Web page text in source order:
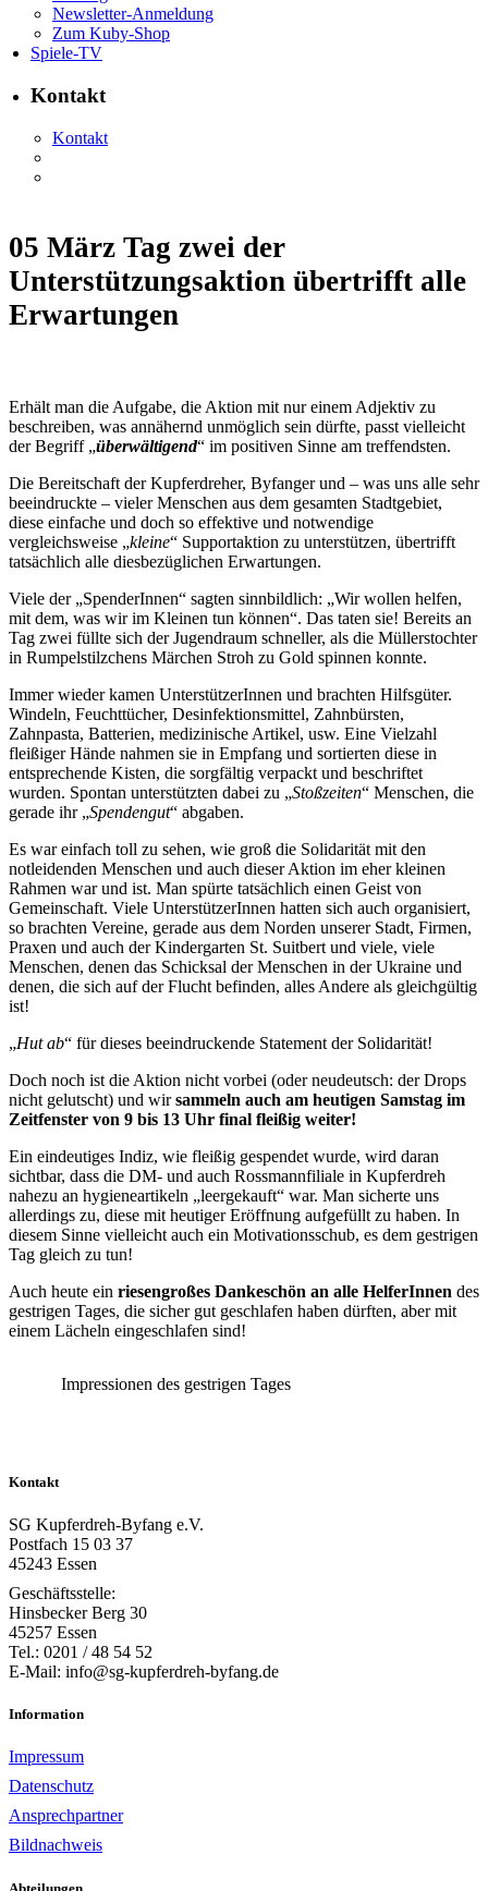
Newsletter-Anmeldung
Zum Kuby-Shop
Spiele-TV
Kontakt
Kontakt
05 März Tag zwei der
Unterstützungsaktion übertrifft alle
Erwartungen
Erhält man die Aufgabe, die Aktion mit nur einem Adjektiv zu
beschreiben, was annähernd unmöglich sein dürfte, passt vielleicht
der Begriff „überwältigend“ im positiven Sinne am treffendsten.
Die Bereitschaft der Kupferdreher, Byfanger und – was uns alle sehr
beeindruckte – vieler Menschen aus dem gesamten Stadtgebiet,
diese einfache und doch so effektive und notwendige
vergleichsweise „kleine“ Supportaktion zu unterstützen, übertrifft
tatsächlich alle diesbezüglichen Erwartungen.
Viele der „SpenderInnen“ sagten sinnbildlich: „Wir wollen helfen,
mit dem, was wir im Kleinen tun können“. Das taten sie! Bereits an
Tag zwei füllte sich der Jugendraum schneller, als die Müllerstochter
in Rumpelstilzchens Märchen Stroh zu Gold spinnen konnte.
Immer wieder kamen UnterstützerInnen und brachten Hilfsgüter.
Windeln, Feuchttücher, Desinfektionsmittel, Zahnbürsten,
Zahnpasta, Batterien, medizinische Artikel, usw. Eine Vielzahl
fleißiger Hände nahmen sie in Empfang und sortierten diese in
entsprechende Kisten, die sorgfältig verpackt und beschriftet
wurden. Spontan unterstützten dabei zu „Stoßzeiten“ Menschen, die
gerade ihr „Spendengut“ abgaben.
Es war einfach toll zu sehen, wie groß die Solidarität mit den
notleidenden Menschen und auch dieser Aktion im eher kleinen
Rahmen war und ist. Man spürte tatsächlich einen Geist von
Gemeinschaft. Viele UnterstützerInnen hatten sich auch organisiert,
so brachten Vereine, gerade aus dem Norden unserer Stadt, Firmen,
Praxen und auch der Kindergarten St. Suitbert und viele, viele
Menschen, denen das Schicksal der Menschen in der Ukraine und
denen, die sich auf der Flucht befinden, alles Andere als gleichgültig
ist!
„Hut ab“ für dieses beeindruckende Statement der Solidarität!
Doch noch ist die Aktion nicht vorbei (oder neudeutsch: der Drops
nicht gelutscht) und wirsammeln auch am heutigen Samstag im
Zeitfenster von 9 bis 13 Uhr final fleißig weiter!
Ein eindeutiges Indiz, wie fleißig gespendet wurde, wird daran
sichtbar, dass die DM- und auch Rossmannfiliale in Kupferdreh
nahezu an hygieneartikeln „leergekauft“ war. Man sicherte uns
allerdings zu, diese mit heutiger Eröffnung aufgefüllt zu haben. In
diesem Sinne vielleicht auch ein Motivationsschub, es dem gestrigen
Tag gleich zu tun!
Auch heute ein riesengroßes Dankeschön an alle HelferInnen des
gestrigen Tages, die sicher gut geschlafen haben dürften, aber mit
einem Lächeln eingeschlafen sind!
Impressionen des gestrigen Tages
Kontakt
SG Kupferdreh-Byfang e.V.
Postfach 15 03 37
45243 Essen
Geschäftsstelle:
Hinsbecker Berg 30
45257 Essen
Tel.: 0201 / 48 54 52
E-Mail: info@sg-kupferdreh-byfang.de
Information
Impressum
Datenschutz
Ansprechpartner
Bildnachweis